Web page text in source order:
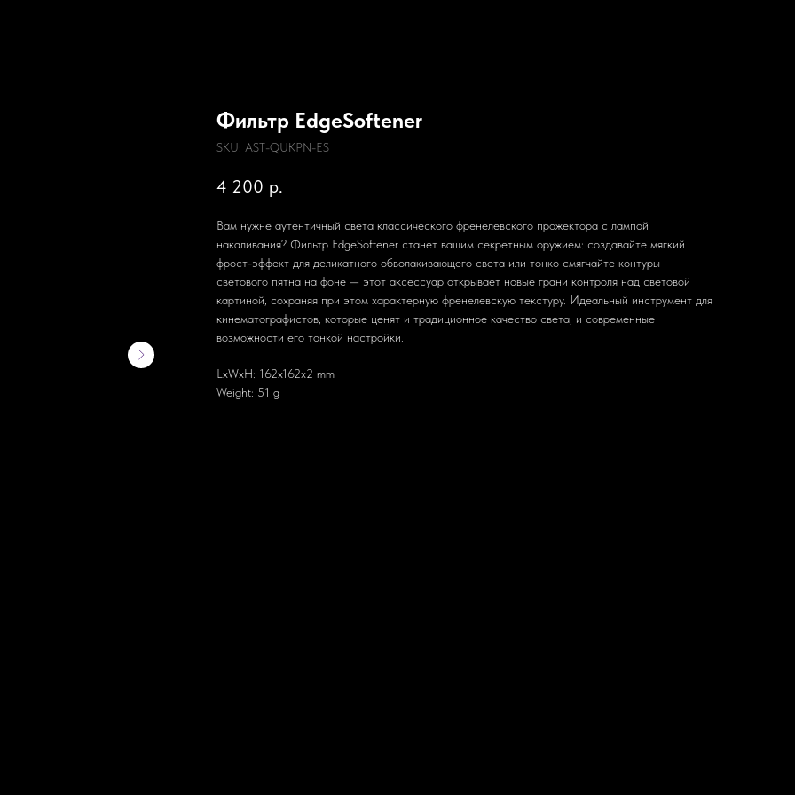
Фильтр EdgeSoftener
SKU: AST-QUKPN-ES
4 200 р.
Вам нужне аутентичный света классического френелевского прожектора с лампой
накаливания? Фильтр EdgeSoftener станет вашим секретным оружием: создавайте мягкий
фрост-эффект для деликатного обволакивающего света или тонко смягчайте контуры
светового пятна на фоне — этот аксессуар открывает новые грани контроля над световой
картиной, сохраняя при этом характерную френелевскую текстуру. Идеальный инструмент для
кинематографистов, которые ценят и традиционное качество света, и современные
возможности его тонкой настройки.
LxWxH: 162x162x2 mm
Weight: 51 g